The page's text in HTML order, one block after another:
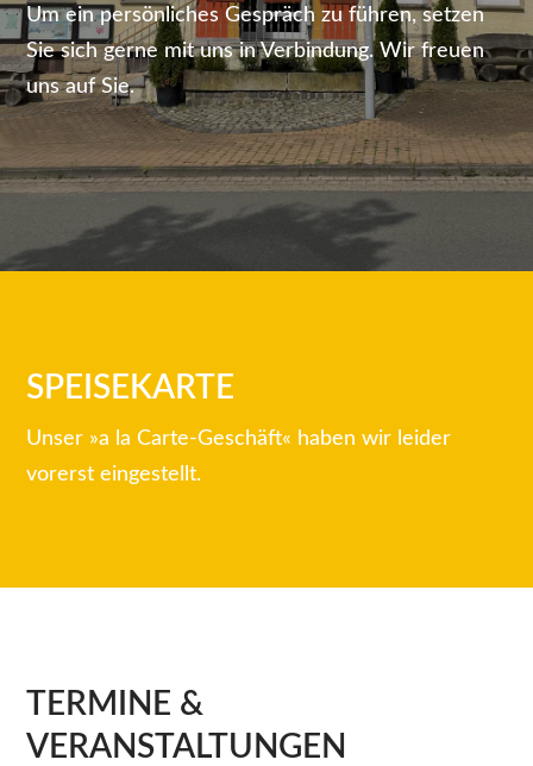
Um ein persönliches Gespräch zu führen, setzen
Sie sich gerne mit uns in Verbindung. Wir freuen
uns auf Sie.
SPEISEKARTE
Unser »a la Carte-Geschäft« haben wir leider
vorerst eingestellt.
TERMINE &
VERANSTALTUNGEN